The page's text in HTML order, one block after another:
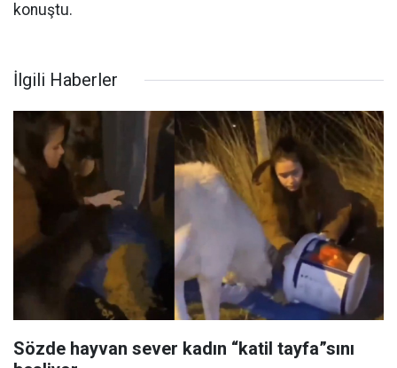
konuştu.
İlgili Haberler
Sözde hayvan sever kadın “katil tayfa”sını